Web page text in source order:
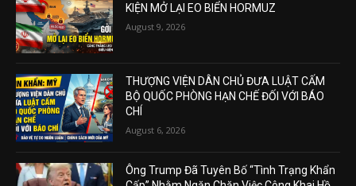
KIỆN MỞ LẠI EO BIỂN HORMUZ
August 9, 2026
THƯỢNG VIỆN DÂN CHỦ ĐƯA LUẬT CẤM
BỘ QUỐC PHÒNG HẠN CHẾ ĐỐI VỚI BÁO
CHÍ
August 6, 2026
Ông Trump Đã Tuyên Bố “Tình Trạng Khẩn